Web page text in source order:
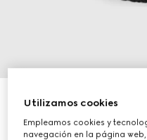
Gorro de cashmere de
€ 360
Variaciones negro
Utilizamos cookies
Empleamos cookies y
navegación en la página